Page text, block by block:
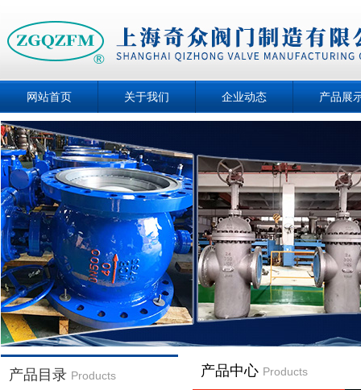
网站首页 关于我们 企业动态 产品展
产品目录 Products 产品中心 Products